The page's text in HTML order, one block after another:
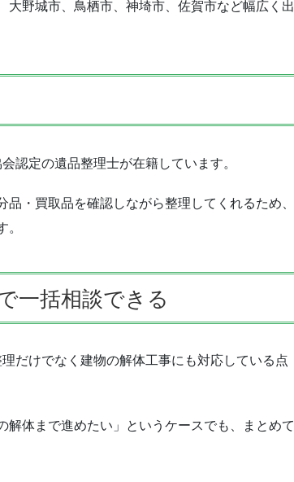
大野城市、鳥栖市、神埼市、佐賀市など幅広く出
認定の遺品整理士が在籍しています。
・買取品を確認しながら整理してくれるため、
。
一括相談できる
だけでなく建物の解体工事にも対応している点
解体まで進めたい」というケースでも、まとめて